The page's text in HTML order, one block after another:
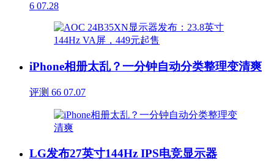
6 07.28
iPhone相册太乱？一分钟自动分类整理变清爽
评测 66 07.07
LG发布27英寸144Hz IPS电竞显示器